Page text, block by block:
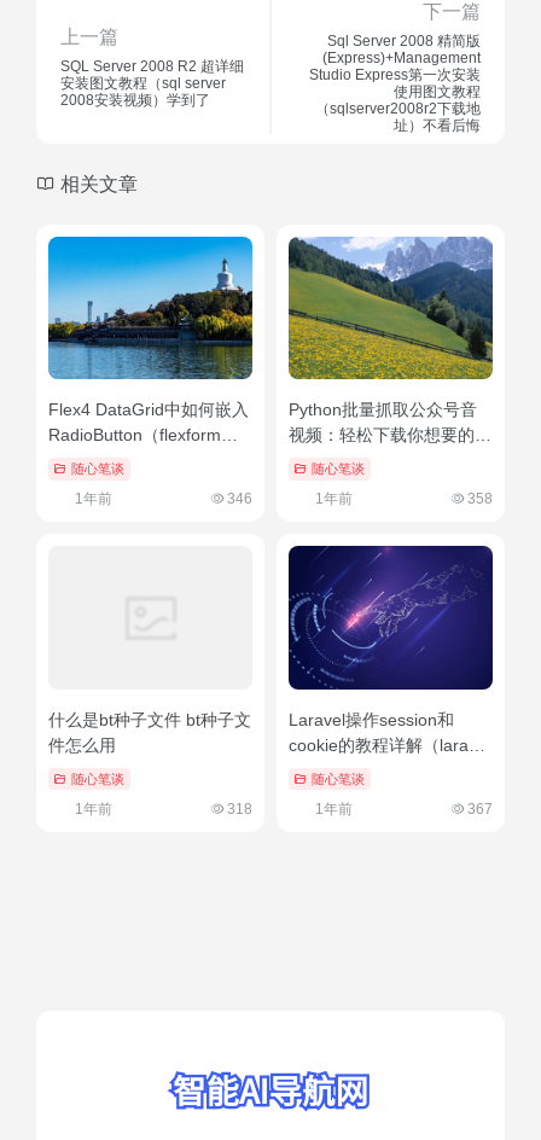
上一篇
SQL Server 2008 R2 超详细
安装图文教程（sql server
2008安装视频）学到了
下一篇
Sql Server 2008 精简版
(Express)+Management
Studio Express第一次安装
使用图文教程
（sqlserver2008r2下载地
址）不看后悔
相关文章
Flex4 DataGrid中如何嵌入
RadioButton（flexform中
国官网）深度揭秘
随心笔谈
1年前 346
Python批量抓取公众号音
视频：轻松下载你想要的内
容 随心笔谈
1年前 358
什么是bt种子文件 bt种子文
件怎么用
随心笔谈
1年前 318
Laravel操作session和
cookie的教程详解（laravel
admin）学到了
随心笔谈
1年前 367